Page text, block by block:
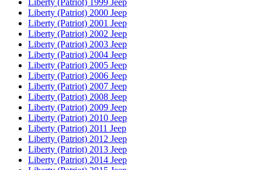
Liberty (Patriot) 2000 Jeep
Liberty (Patriot) 2001 Jeep
Liberty (Patriot) 2002 Jeep
Liberty (Patriot) 2003 Jeep
Liberty (Patriot) 2004 Jeep
Liberty (Patriot) 2005 Jeep
Liberty (Patriot) 2006 Jeep
Liberty (Patriot) 2007 Jeep
Liberty (Patriot) 2008 Jeep
Liberty (Patriot) 2009 Jeep
Liberty (Patriot) 2010 Jeep
Liberty (Patriot) 2011 Jeep
Liberty (Patriot) 2012 Jeep
Liberty (Patriot) 2013 Jeep
Liberty (Patriot) 2014 Jeep